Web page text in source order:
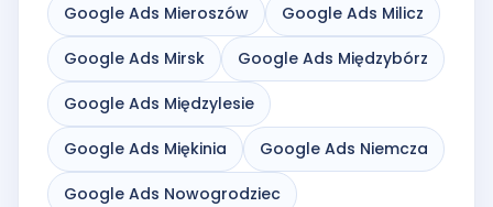
Google Ads Mieroszów Google Ads Milicz
Google Ads Mirsk Google Ads Międzybórz
Google Ads Międzylesie
Google Ads Miękinia Google Ads Niemcza
Google Ads Nowogrodziec